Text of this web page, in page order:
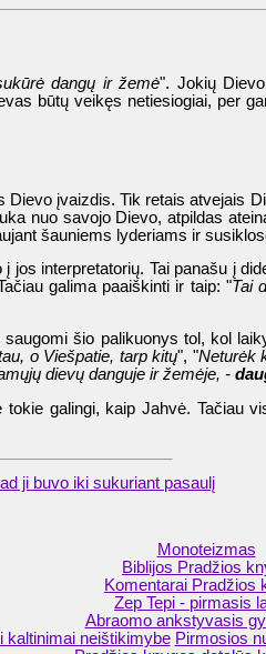
dangų ir žemė". Jokių
būtų veikęs netiesiogiai, per
įvaizdis. Tik retais
nuo savojo Dievo, atpildas
šauniems lyderiams ir
jos interpretatorių. Tai panašu į
galima paaiškinti ir taip: "Tai
šio palikuonys tol, kol
o Viešpatie, tarp kitų", "Neturėk
dievų danguje ir žemėje, -
galingi, kaip Jahvė. Tačiau
ji buvo iki sukuriant pasaulį
Monoteizmas
Biblijos Pradžios
Komentarai Pradžios
Zep Tepi - pirmasis
Abraomo ankstyvasis
kaltinimai neištikimybe Pirmosios